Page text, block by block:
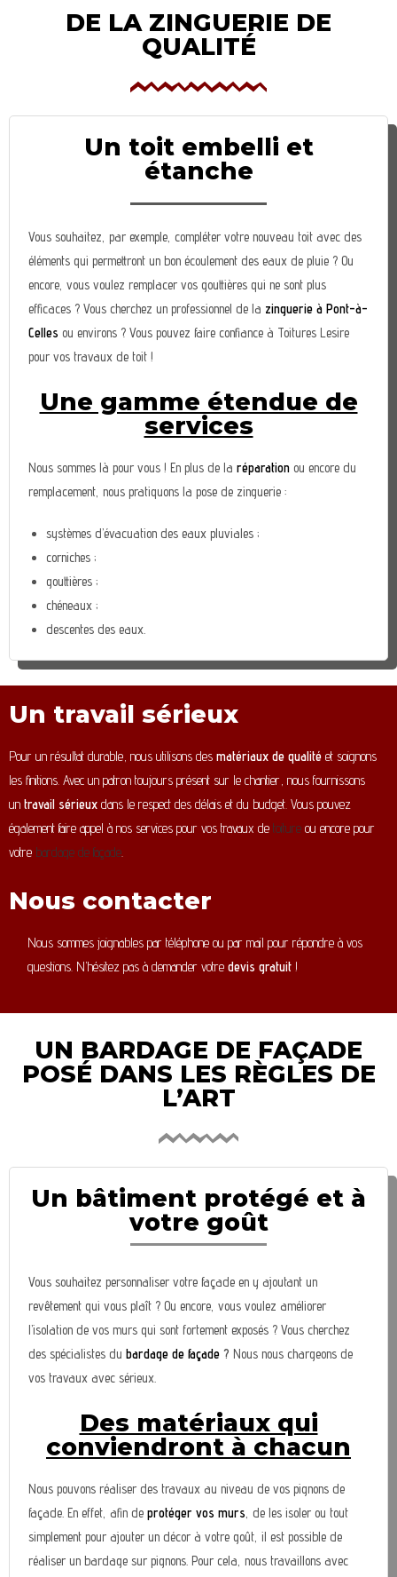
DE LA ZINGUERIE DE
QUALITÉ
Un toit embelli et
étanche
Vous souhaitez, par exemple, compléter votre nouveau toit avec des
éléments qui permettront un bon écoulement des eaux de pluie ? Ou
encore, vous voulez remplacer vos gouttières qui ne sont plus
efficaces ? Vous cherchez un professionnel de la zinguerie à Pont-à-
Cellesou environs ? Vous pouvez faire confiance à Toitures Lesire
pour vos travaux de toit !
Une gamme étendue de
services
Nous sommes là pour vous ! En plus de laréparation ou encore du
remplacement, nous pratiquons la pose de zinguerie :
systèmes d’évacuation des eaux pluviales ;
corniches ;
gouttières ;
chéneaux ;
descentes des eaux.
Un travail sérieux
Pour un résultat durable, nous utilisons des matériaux de qualité et soignons
les finitions. Avec un patron toujours présent sur le chantier, nous fournissons
un travail sérieux dans le respect des délais et du budget. Vous pouvez
également faire appel à nos services pour vos travaux de toiture ou encore pour
votre bardage de façade
Nous contacter
Nous sommes joignables par téléphone ou par mail pour répondre à vos
questions. N’hésitez pas à demander votredevis gratuit !
UN BARDAGE DE FAÇADE
POSÉ DANS LES RÈGLES DE
L’ART
Un bâtiment protégé et à
votre goût
Vous souhaitez personnaliser votre façade en y ajoutant un
revêtement qui vous plaît ? Ou encore, vous voulez améliorer
l’isolation de vos murs qui sont fortement exposés ? Vous cherchez
des spécialistes dubardage de façade ? Nous nous chargeons de
vos travaux avec sérieux.
Des matériaux qui
conviendront à chacun
Nous pouvons réaliser des travaux au niveau de vos pignons de
façade. En effet, afin deprotéger vos murs , de les isoler ou tout
simplement pour ajouter un décor à votre goût, il est possible de
réaliser un bardage sur pignons. Pour cela, nous travaillons avec